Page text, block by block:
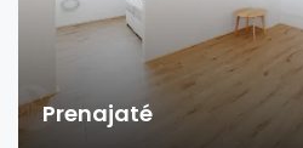
Prenajaté